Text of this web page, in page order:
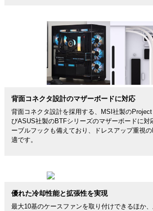
背面コネクタ設計のマザーボードに対応
背面コネクタ設計を採用する、MSI社製のProject
びASUS社製のBTFシリーズのマザーボードに対
ーブルフックも備えており、ドレスアップ重視
適です。
優れた冷却性能と拡張性を実現
最大10基のケースファンを取り付けできるほか